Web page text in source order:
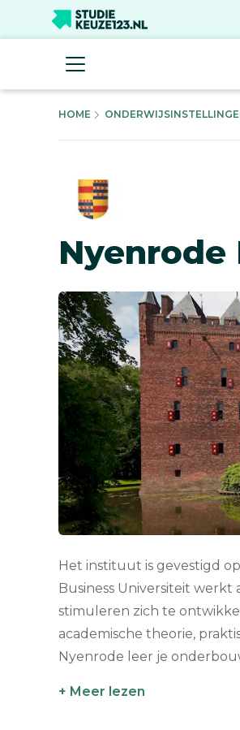
HOME
Het instituut is gevestigd
Business Universiteit
stimuleren zich te
academische theorie,
Nyenrode leer je
+ Meer lezen